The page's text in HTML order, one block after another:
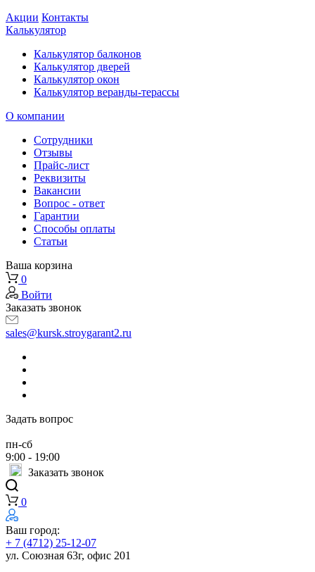
Акции Контакты
Калькулятор
Калькулятор балконов
Калькулятор дверей
Калькулятор окон
Калькулятор веранды-терассы
О компании
Сотрудники
Отзывы
Прайс-лист
Реквизиты
Вакансии
Вопрос - ответ
Гарантии
Способы оплаты
Статьи
Ваша корзина
0
Войти
Заказать звонок
sales@kursk.stroygarant2.ru
Задать вопрос
пн-сб
9:00 - 19:00
Заказать звонок
0
Ваш город:
+ 7 (4712) 25-12-07
ул. Союзная 63г, офис 201